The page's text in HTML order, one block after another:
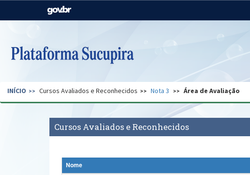
Casa Civil
Pecuária e Abastecimento
Secretaria de Governo Gabinete de Segurança
INÍCIO Cursos Avaliados e Reconhecidos Nota 3 Área de Avaliação
Cursos Avaliados e Reconhecidos
Nome